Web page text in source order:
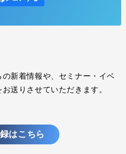
新着情報や、セミナー・イベ
送りさせていただきます。
はこちら